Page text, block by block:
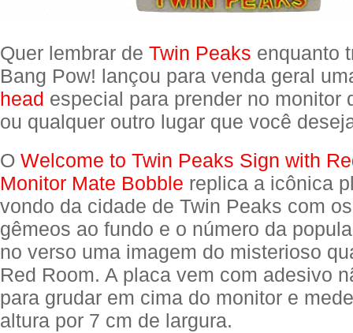
Quer lembrar de Twin Peaks enquanto
Bang Pow! lançou para venda geral
head especial para prender no monitor
ou qualquer outro lugar que você
O Welcome to Twin Peaks Sign with
Monitor Mate Bobble replica a icônica
vondo da cidade de Twin Peaks com
gêmeos ao fundo e o número da
no verso uma imagem do misterioso
Red Room. A placa vem com adesivo
para grudar em cima do monitor e
altura por 7 cm de largura.